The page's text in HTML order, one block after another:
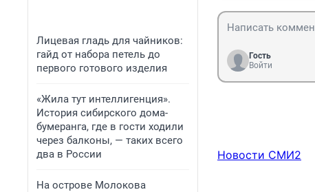
Лицевая гладь для чайников:
гайд от набора петель до
первого готового изделия
«Жила тут интеллигенция».
История сибирского дома-
бумеранга, где в гости ходили
через балконы, — таких всего
два в России
На острове Молокова
Гость
Войти
Новости СМИ2